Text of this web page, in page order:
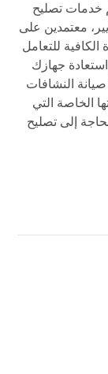
خدمات تصليح
معتمدين على
للتعامل
جهازك
النشافات
الخاصة التي
إلى تصليح